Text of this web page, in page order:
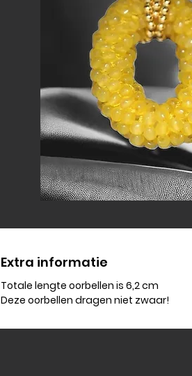
Extra informatie
Totale lengte oorbellen is 6,2 cm
Deze oorbellen dragen niet zwaar!